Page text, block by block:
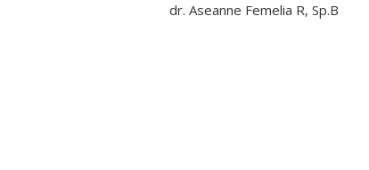
dr. Aseanne Femelia R, Sp.B